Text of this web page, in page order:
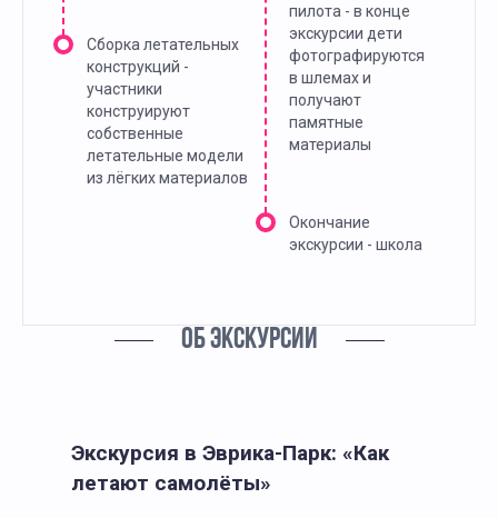
Сборка летательных
конструкций -
участники
конструируют
собственные
летательные модели
из лёгких материалов
пилота - в конце
экскурсии дети
фотографируются
в шлемах и
получают
памятные
материалы
Окончание
экскурсии - школа
ОБ ЭКСКУРСИИ
Экскурсия в Эврика-Парк: «Как
летают самолёты»